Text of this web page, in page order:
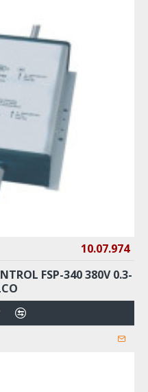
10.07.974
FSP-340 380V 0.3-